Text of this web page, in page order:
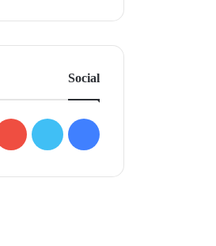
Social
فيسبوك
تويتر